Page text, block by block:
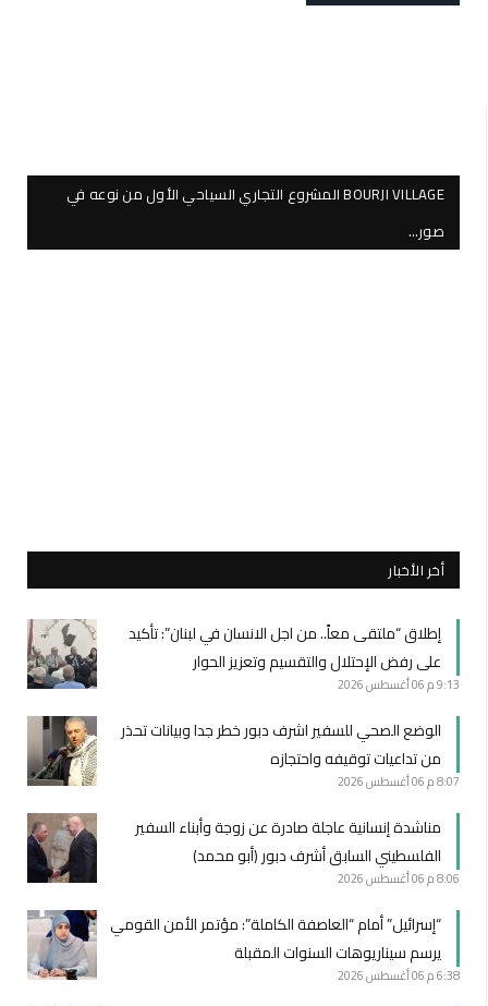
BOURJI VILLAGE المشروع التجاري السياحي الأول من نوعه في
صور…
أخر الأخبار
إطلاق “ملتقى معاً.. من اجل الانسان في لبنان”: تأكيد
على رفض الإحتلال والتقسيم وتعزيز الحوار
9:13 م 06 أغسطس 2026
الوضع الصحي للسفير اشرف دبور خطر جدا وبيانات تحذر
من تداعيات توقيفه واحتجازه
8:07 م 06 أغسطس 2026
مناشدة إنسانية عاجلة صادرة عن زوجة وأبناء السفير
الفلسطيني السابق أشرف دبور (أبو محمد)
8:06 م 06 أغسطس 2026
“إسرائيل” أمام “العاصفة الكاملة”: مؤتمر الأمن القومي
يرسم سيناريوهات السنوات المقبلة
6:38 م 06 أغسطس 2026